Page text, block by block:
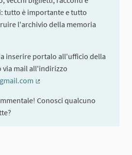
tutto è importante e tutto
l'archivio della memoria
inserire portalo all'ufficio della
via mail all'indirizzo
Conosci qualcuno